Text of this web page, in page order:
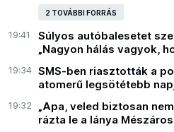
2 TOVÁBBI FORRÁS
19:41
Súlyos autóbalesetet
„Nagyon hálás vagyok,
19:34 SMS-ben riasztották a
atomerű legsötétebb
19:32
„Apa, veled biztosan
rázta le a lánya